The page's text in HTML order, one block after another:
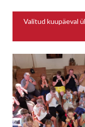
Valitud kuupäeval